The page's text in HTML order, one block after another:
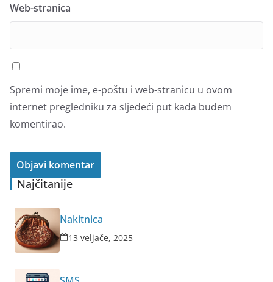
Web-stranica
Spremi moje ime, e-poštu i web-stranicu u ovom
internet pregledniku za sljedeći put kada budem
komentirao.
Najčitanije
Nakitnica
13 veljače, 2025